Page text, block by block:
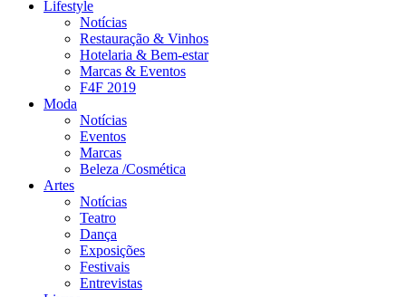
Lifestyle
Notícias
Restauração & Vinhos
Hotelaria & Bem-estar
Marcas & Eventos
F4F 2019
Moda
Notícias
Eventos
Marcas
Beleza /Cosmética
Artes
Notícias
Teatro
Dança
Exposições
Festivais
Entrevistas